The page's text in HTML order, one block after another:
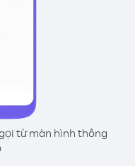
từ màn hình thông